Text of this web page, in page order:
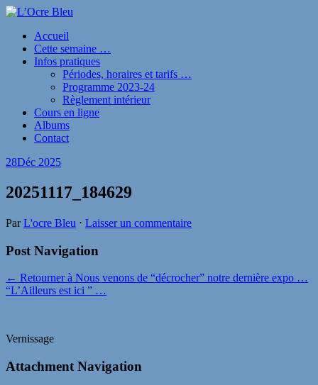
Accueil
Cette semaine …
Infos pratiques
Périodes, horaires et tarifs …
Programme 2023-24
Règlement intérieur
Cours en ligne
Albums
Contact
28Déc 2025
20251117_184629
ParL'ocre Bleu ⋅ Laisser un commentaire
Post Navigation
← Retourner à Nous venons de “décrocher” notre dernière expo …
“L’Ailleurs est ici ” …
Vernissage
Attachment Navigation